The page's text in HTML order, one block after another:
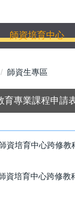
師資培育中心
師資生專區
育專業課程申請
資培育中心跨修教
資培育中心跨修教